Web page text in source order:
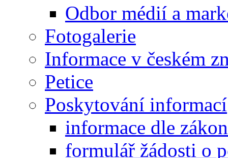
Odbor médií a
Fotogalerie
Informace v českém
Petice
Poskytování informací
informace dle
formulář žádosti o